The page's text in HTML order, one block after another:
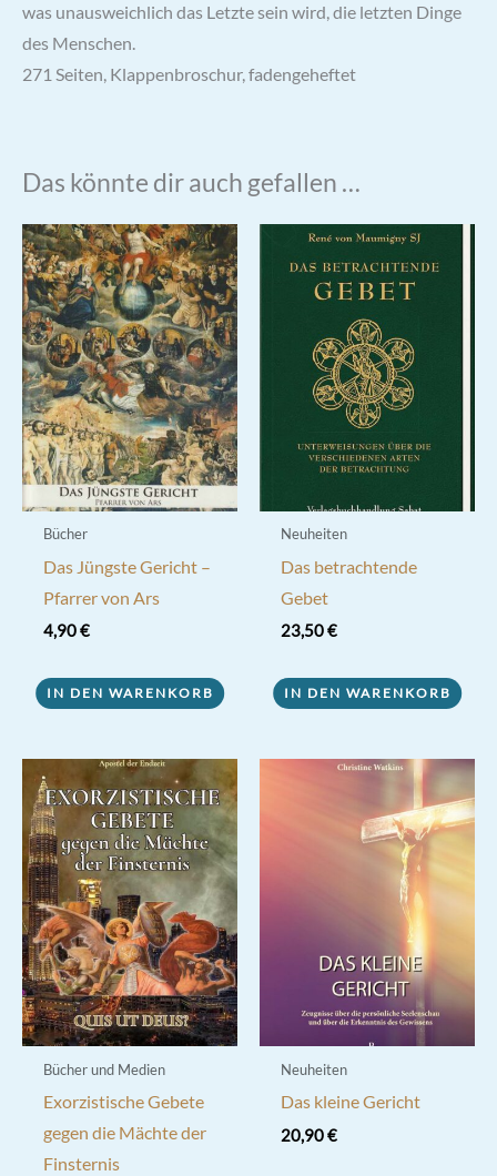
was unausweichlich das Letzte sein wird, die letzten Dinge
des Menschen.
271 Seiten, Klappenbroschur, fadengeheftet
Das könnte dir auch gefallen …
Bücher
Das Jüngste Gericht –
Pfarrer von Ars
4,90€
IN DEN WARENKORB
Neuheiten
Das betrachtende
Gebet
23,50€
IN DEN WARENKORB
Bücher und Medien
Exorzistische Gebete
gegen die Mächte der
Finsternis
Neuheiten
Das kleine Gericht
20,90€